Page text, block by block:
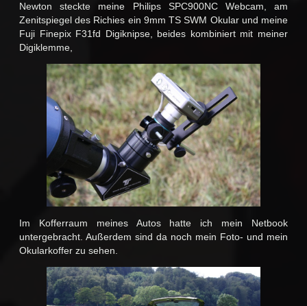
Newton steckte meine Philips SPC900NC Webcam, am
Zenitspiegel des Richies ein 9mm TS SWM Okular und meine
Fuji Finepix F31fd Digiknipse, beides kombiniert mit meiner
Digiklemme,
Im Kofferraum meines Autos hatte ich mein Netbook
untergebracht. Außerdem sind da noch mein Foto- und mein
Okularkoffer zu sehen.